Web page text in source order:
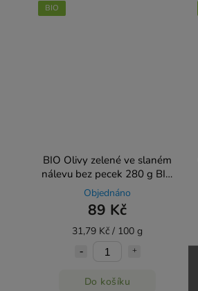
BIO
BIO Olivy zelené ve slaném
nálevu bez pecek 280 g BIO
ORGANICA ITALIA
Objednáno
89 Kč
31,79 Kč / 100 g
Do košíku